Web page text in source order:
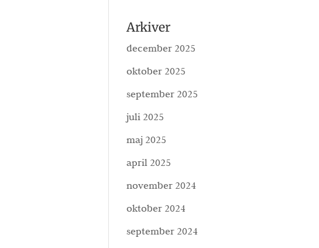
Arkiver
december 2025
oktober 2025
september 2025
juli 2025
maj 2025
april 2025
november 2024
oktober 2024
september 2024